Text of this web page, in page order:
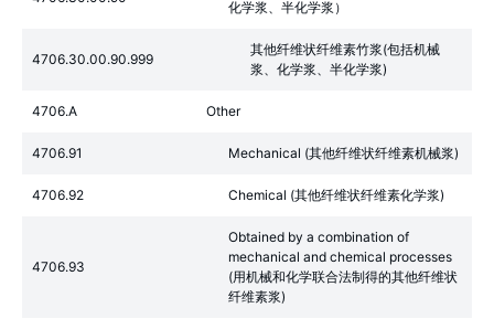
化学浆、半化学浆）
4706.30.00.90.999
其他纤维状纤维素竹浆(包括机械
浆、化学浆、半化学浆)
4706.A Other
4706.91 Mechanical (其他纤维状纤维素机械浆)
4706.92 Chemical (其他纤维状纤维素化学浆)
4706.93
Obtained by a combination of
mechanical and chemical processes
(用机械和化学联合法制得的其他纤维状
纤维素浆)